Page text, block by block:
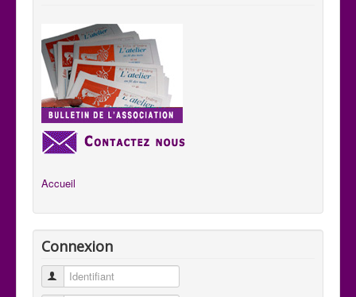
Accueil
Connexion
Identifiant